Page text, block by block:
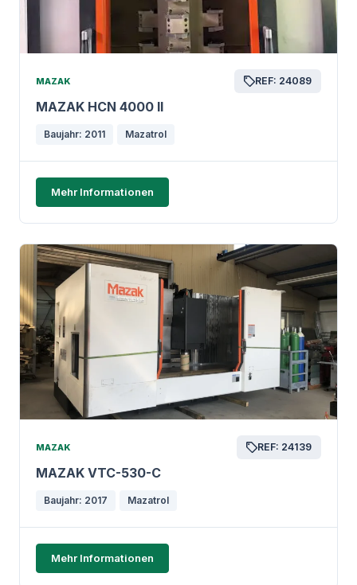
MAZAK REF: 24089
MAZAK HCN 4000 II
Baujahr: 2011 Mazatrol
Mehr Informationen
MAZAK REF: 24139
MAZAK VTC-530-C
Baujahr: 2017 Mazatrol
Mehr Informationen